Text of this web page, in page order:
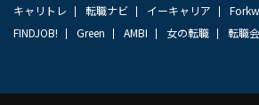
キャリトレ
転職ナビ イーキャリア
FINDJOB!
Green AMBI 女の転職 転職